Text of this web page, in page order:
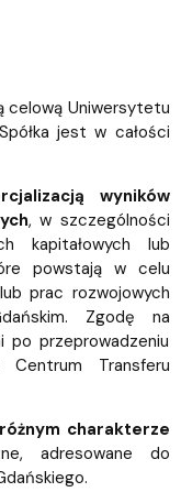
celową Uniwersytetu
jest w całości
wyników
, w szczególności
kapitałowych lub
powstają w celu
prac rozwojowych
Zgodę na
po przeprowadzeniu
Centrum Transferu
charakterze
adresowane do